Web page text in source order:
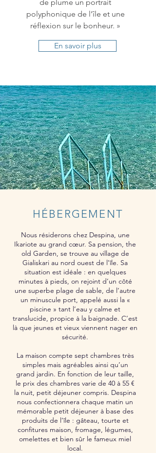
de plume un portrait
polyphonique de l’île et une
réflexion sur le bonheur. »
En savoir plus
HÉBERGEMENT
Nous résiderons chez Despina, une
Ikariote au grand cœur. Sa pension, the
old Garden, se trouve au village de
Gialiskari au nord ouest de l’île. Sa
situation est idéale : en quelques
minutes à pieds, on rejoint d’un côté
une superbe plage de sable, de l’autre
un minuscule port, appelé aussi la «
piscine » tant l’eau y calme et
translucide, propice à la baignade. C’est
là que jeunes et vieux viennent nager en
sécurité.
La maison compte sept chambres très
simples mais agréables ainsi qu’un
grand jardin. En fonction de leur taille,
le prix des chambres varie de 40 à 55 €
la nuit, petit déjeuner compris. Despina
nous confectionnera chaque matin un
mémorable petit déjeuner à base des
produits de l’île : gâteau, tourte et
confitures maison, fromage, légumes,
omelettes et bien sûr le fameux miel
local.